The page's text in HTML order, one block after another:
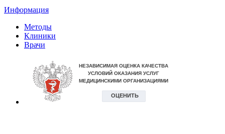
Информация
Методы
Клиники
Врачи